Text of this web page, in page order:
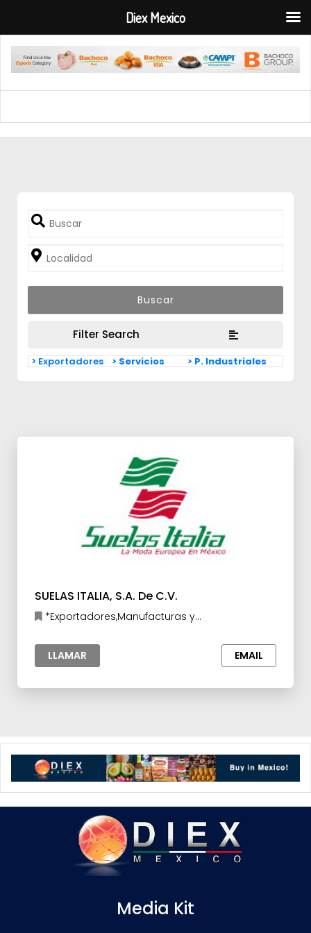
Filter Search
> Exportadores > Servicios > P. Industriales
SUELAS ITALIA, S.A. De C.V.
*Exportadores,Manufacturas y
LLAMAR
EMAIL
Media Kit
Diex Mexico